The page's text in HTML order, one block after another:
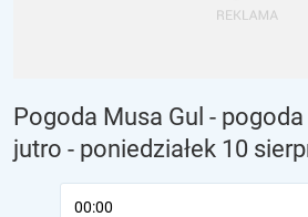
Pogoda Musa Gul -
jutro - poniedziałek 10
00:00